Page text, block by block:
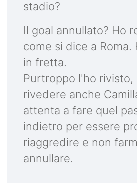
stadio?
Il goal annullato? Ho
come si dice a Roma.
in fretta.
Purtroppo l'ho
rivedere anche
attenta a fare quel
indietro per essere
riaggredire e non
annullare.